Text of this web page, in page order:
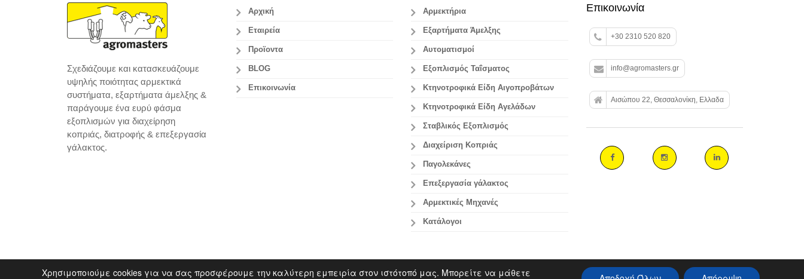
Σχεδιάζουμε και κατασκευάζουμε
υψηλής ποιότητας αρμεκτικά
συστήματα, εξαρτήματα άμελξης &
παράγουμε ένα ευρύ φάσμα
εξοπλισμών για διαχείρηση
κοπριάς, διατροφής & επεξεργασία
γάλακτος.
Αρχική
Εταιρεία
Προϊοντα
BLOG
Επικοινωνία
Αρμεκτήρια
Εξαρτήματα Άμελξης
Αυτοματισμοί
Εξοπλισμός Ταΐσματος
Κτηνοτροφικά Είδη Αιγοπροβάτων
Κτηνοτροφικά Είδη Αγελάδων
Σταβλικός Εξοπλισμός
Διαχείριση Κοπριάς
Παγολεκάνες
Επεξεργασία γάλακτος
Aρμεκτικές Μηχανές
Κατάλογοι
Επικοινωνία
+30 2310 520 820
info@agromasters.gr
Αισώπου 22, Θεσσαλονίκη, Ελλαδα
Χρησιμοποιούμε cookies για να σας προσφέρουμε την καλύτερη εμπειρία στον ιστότοπό μας. Μπορείτε να μάθετε